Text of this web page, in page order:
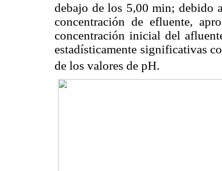
debajo de los 5,00 min; debido
concentración de efluente,
concentración inicial del
estadísticamente significativas
de los valores de pH.